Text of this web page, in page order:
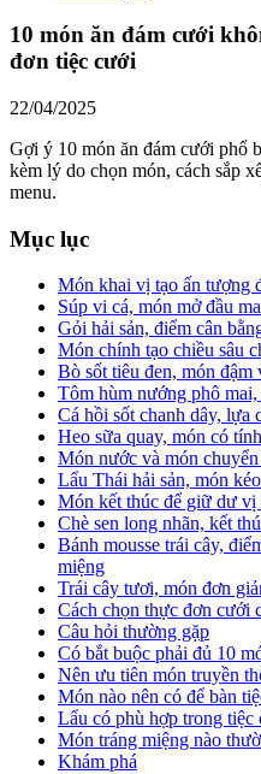
10 món ăn đám cưới
đơn tiệc cưới
22/04/2025
Gợi ý 10 món ăn đám cưới phổ
kèm lý do chọn món, cách sắp
menu.
Mục lục
Món khai vị tạo ấn tượng
Súp vi cá, món mở đầu
Gỏi hải sản, điểm cân
Món chính tạo chiều sâu
Bò sốt tiêu đen, món đậm
Tôm hùm nướng phô
Cá hồi sốt chanh dây, lựa
Heo sữa quay, món có
Món nước và món
Lẩu Thái hải sản, món
Món kết thúc để giữ dư vị
Chè sen long nhãn, kết
Bánh mousse trái cây,
miệng
Trái cây tươi, món đơn
Cách chọn thực đơn cưới
Câu hỏi thường gặp
Có bắt buộc phải đủ 10
Nên ưu tiên món truyền
Món nào nên có để bàn
Lẩu có phù hợp trong tiệc
Món tráng miệng nào
Khám phá